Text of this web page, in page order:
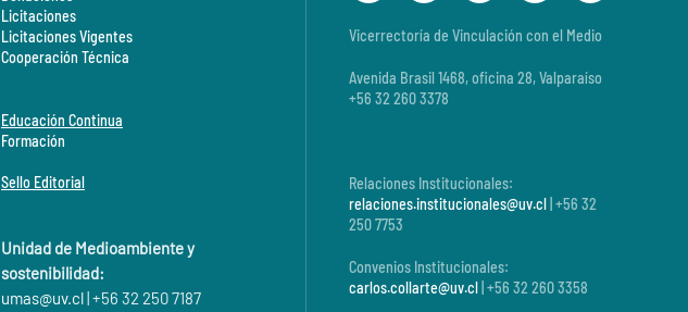
Licitaciones
Licitaciones Vigentes
Cooperación Técnica
Educación Continua
Formación
Sello Editorial
Unidad de Medioambiente y
sostenibilidad:
umas@uv.cl| +56 32 250 7187
Vicerrectoría de Vinculación con el Medio
Avenida Brasil 1468, oficina 28, Valparaíso
+56 32 260 3378
Relaciones Institucionales:
relaciones.institucionales@uv.cl | +56 32
250 7753
Convenios Institucionales:
carlos.collarte@uv.cl | +56 32 260 3358